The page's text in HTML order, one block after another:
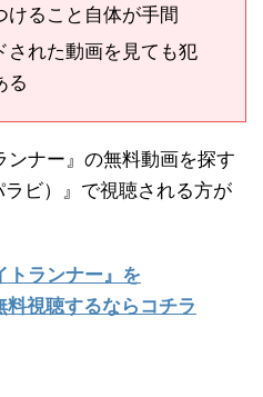
けること自体が手間
された動画を見ても犯
る
ンナー』の無料動画を探す
ビ）』で視聴される方が
トランナー』を
料視聴するならコチラ